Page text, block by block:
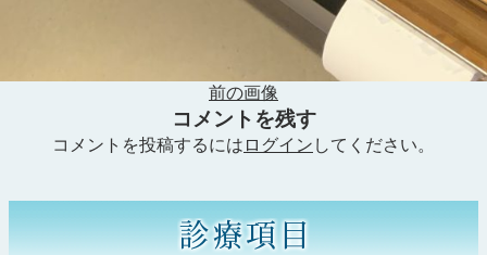
前の画像
コメントを残す
コメントを投稿するには ログイン してください。